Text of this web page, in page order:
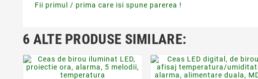
Fii primul / prima care isi spune parerea !
6 ALTE PRODUSE SIMILARE:
favorite_border
favorite_border